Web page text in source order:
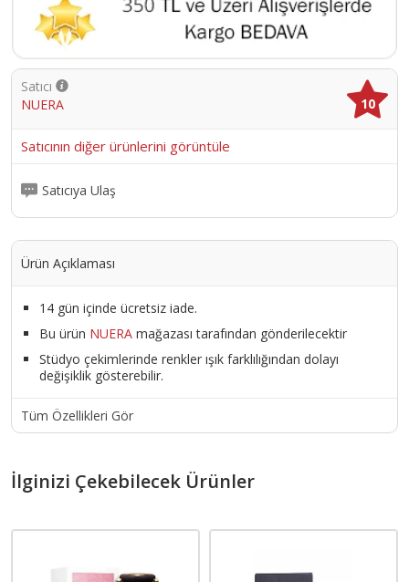
Satıcı
NUERA
10
Satıcının diğer ürünlerini görüntüle
Satıcıya Ulaş
Ürün Açıklaması
14 gün içinde ücretsiz iade.
Bu ürün NUERA mağazası tarafından gönderilecektir
Stüdyo çekimlerinde renkler ışık farklılığından dolayı
değişiklik gösterebilir.
Tüm Özellikleri Gör
İlginizi Çekebilecek Ürünler